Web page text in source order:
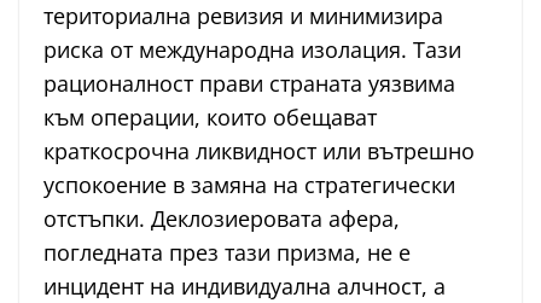
териториална ревизия и минимизира
риска от международна изолация. Тази
рационалност прави страната уязвима
към операции, които обещават
краткосрочна ликвидност или вътрешно
успокоение в замяна на стратегически
отстъпки. Деклозиеровата афера,
погледната през тази призма, не е
инцидент на индивидуална алчност, а